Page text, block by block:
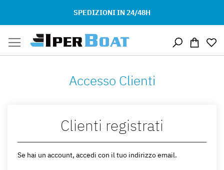
SPEDIZIONI IN 24/48H
al
contenuto
Carrello
Accesso Clienti
Clienti registrati
Se hai un account, accedi con il tuo indirizzo email.